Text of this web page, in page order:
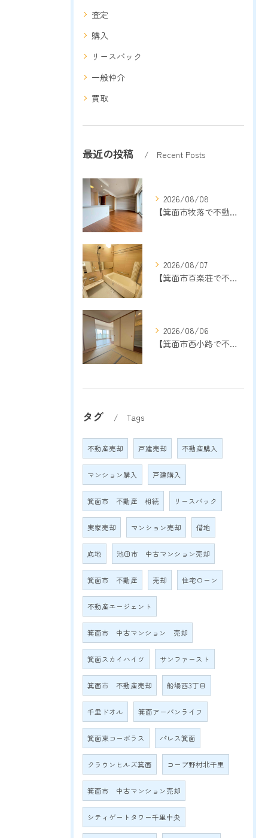
査定
購入
リースバック
一般仲介
買取
最近の投稿 Recent Posts
2026/08/08
【箕面市牧落で不動産売却をご検討中の方へ】地域密着13年以上の売却専門店が成功のポイントを解説
2026/08/07
【箕面市百楽荘で不動産売却をご検討中の方へ】地域密着13年以上の売却専門店が成功のポイントを解説
2026/08/06
【箕面市西小路で不動産売却をご検討中の方へ】地域密着13年以上の売却専門店が成功のポイントを解説
タグ Tags
不動産売却 戸建売却 不動産購入
マンション購入 戸建購入
箕面市 不動産 相続 リースバック
実家売却 マンション売却 借地
底地 池田市 中古マンション売却
箕面市 不動産 売却 住宅ローン
不動産エージェント
箕面市 中古マンション 売却
箕面スカイハイツ サンファースト
箕面市 不動産売却 船場西3丁目
千里ドオル 箕面アーバンライフ
箕面東コーポラス パレス箕面
クラウンヒルズ箕面 コープ野村北千里
箕面市 中古マンション売却
シティゲートタワー千里中央